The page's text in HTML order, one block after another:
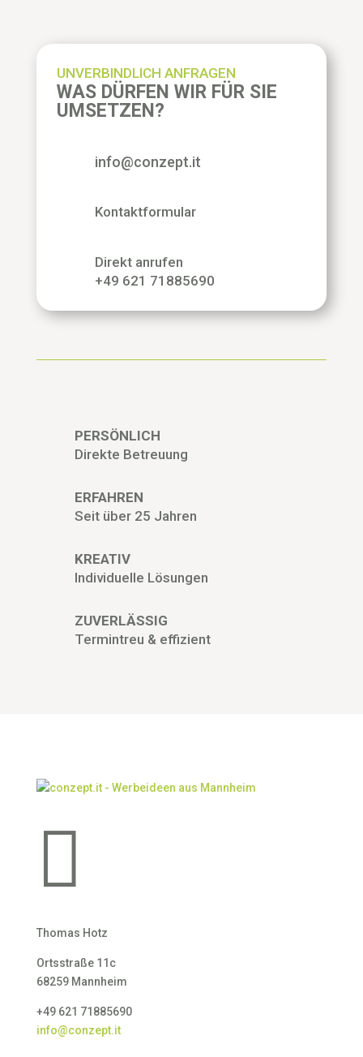
UNVERBINDLICH ANFRAGEN
WAS DÜRFEN WIR FÜR SIE
UMSETZEN?
info@conzept.it
Kontaktformular
Direkt anrufen
+49 621 71885690
PERSÖNLICH
Direkte Betreuung
ERFAHREN
Seit über 25 Jahren
KREATIV
Individuelle Lösungen
ZUVERLÄSSIG
Termintreu & effizient

Thomas Hotz
Ortsstraße 11c
68259 Mannheim
+49 621 71885690
info@conzept.it